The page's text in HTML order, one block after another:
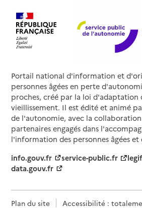
Portail national d'information et
personnes âgées en perte
proches, créé par la loi d'adaptation
vieillissement. Il est édité et animé
de l'autonomie, avec la
partenaires engagés dans
l'information des personnes âgées et
info.gouv.fr
service-public.fr
data.gouv.fr
Plan du site
Accessibilité :